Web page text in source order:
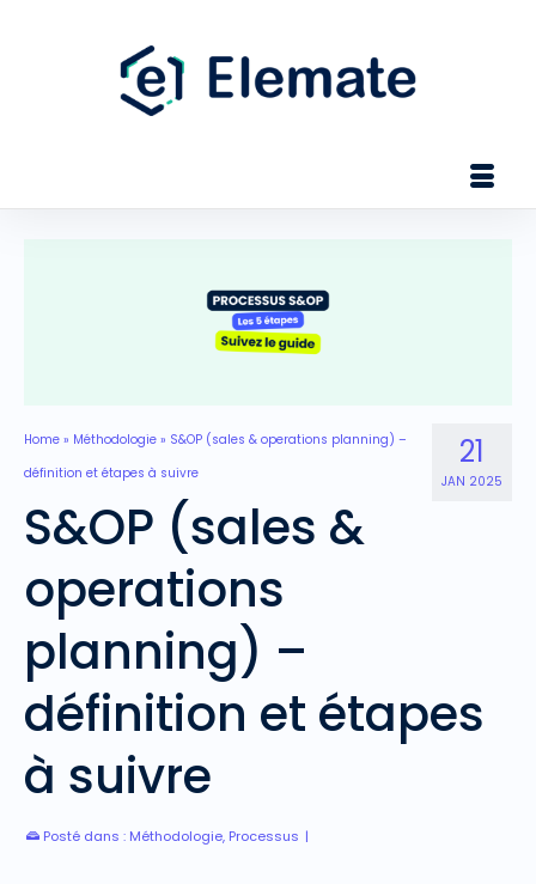
21
JAN 2025
Home » Méthodologie » S&OP (sales & operations planning) –
définition et étapes à suivre
S&OP (sales &
operations
planning) –
définition et étapes
à suivre
Posté dans : Méthodologie, Processus |